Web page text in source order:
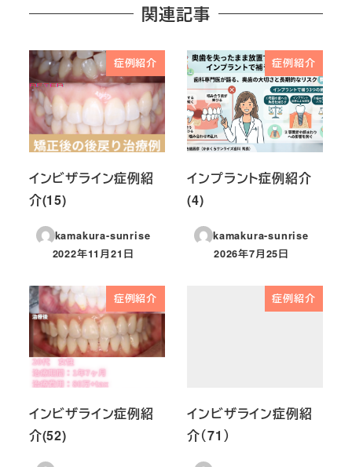
関連記事
症例紹介
インビザライン症例紹
介(15)
kamakura-sunrise
投稿日
2022年11月21日
症例紹介
インプラント症例紹介
(4)
kamakura-sunrise
投稿日
2026年7月25日
症例紹介
インビザライン症例紹
介(52)
症例紹介
インビザライン症例紹
介（71）